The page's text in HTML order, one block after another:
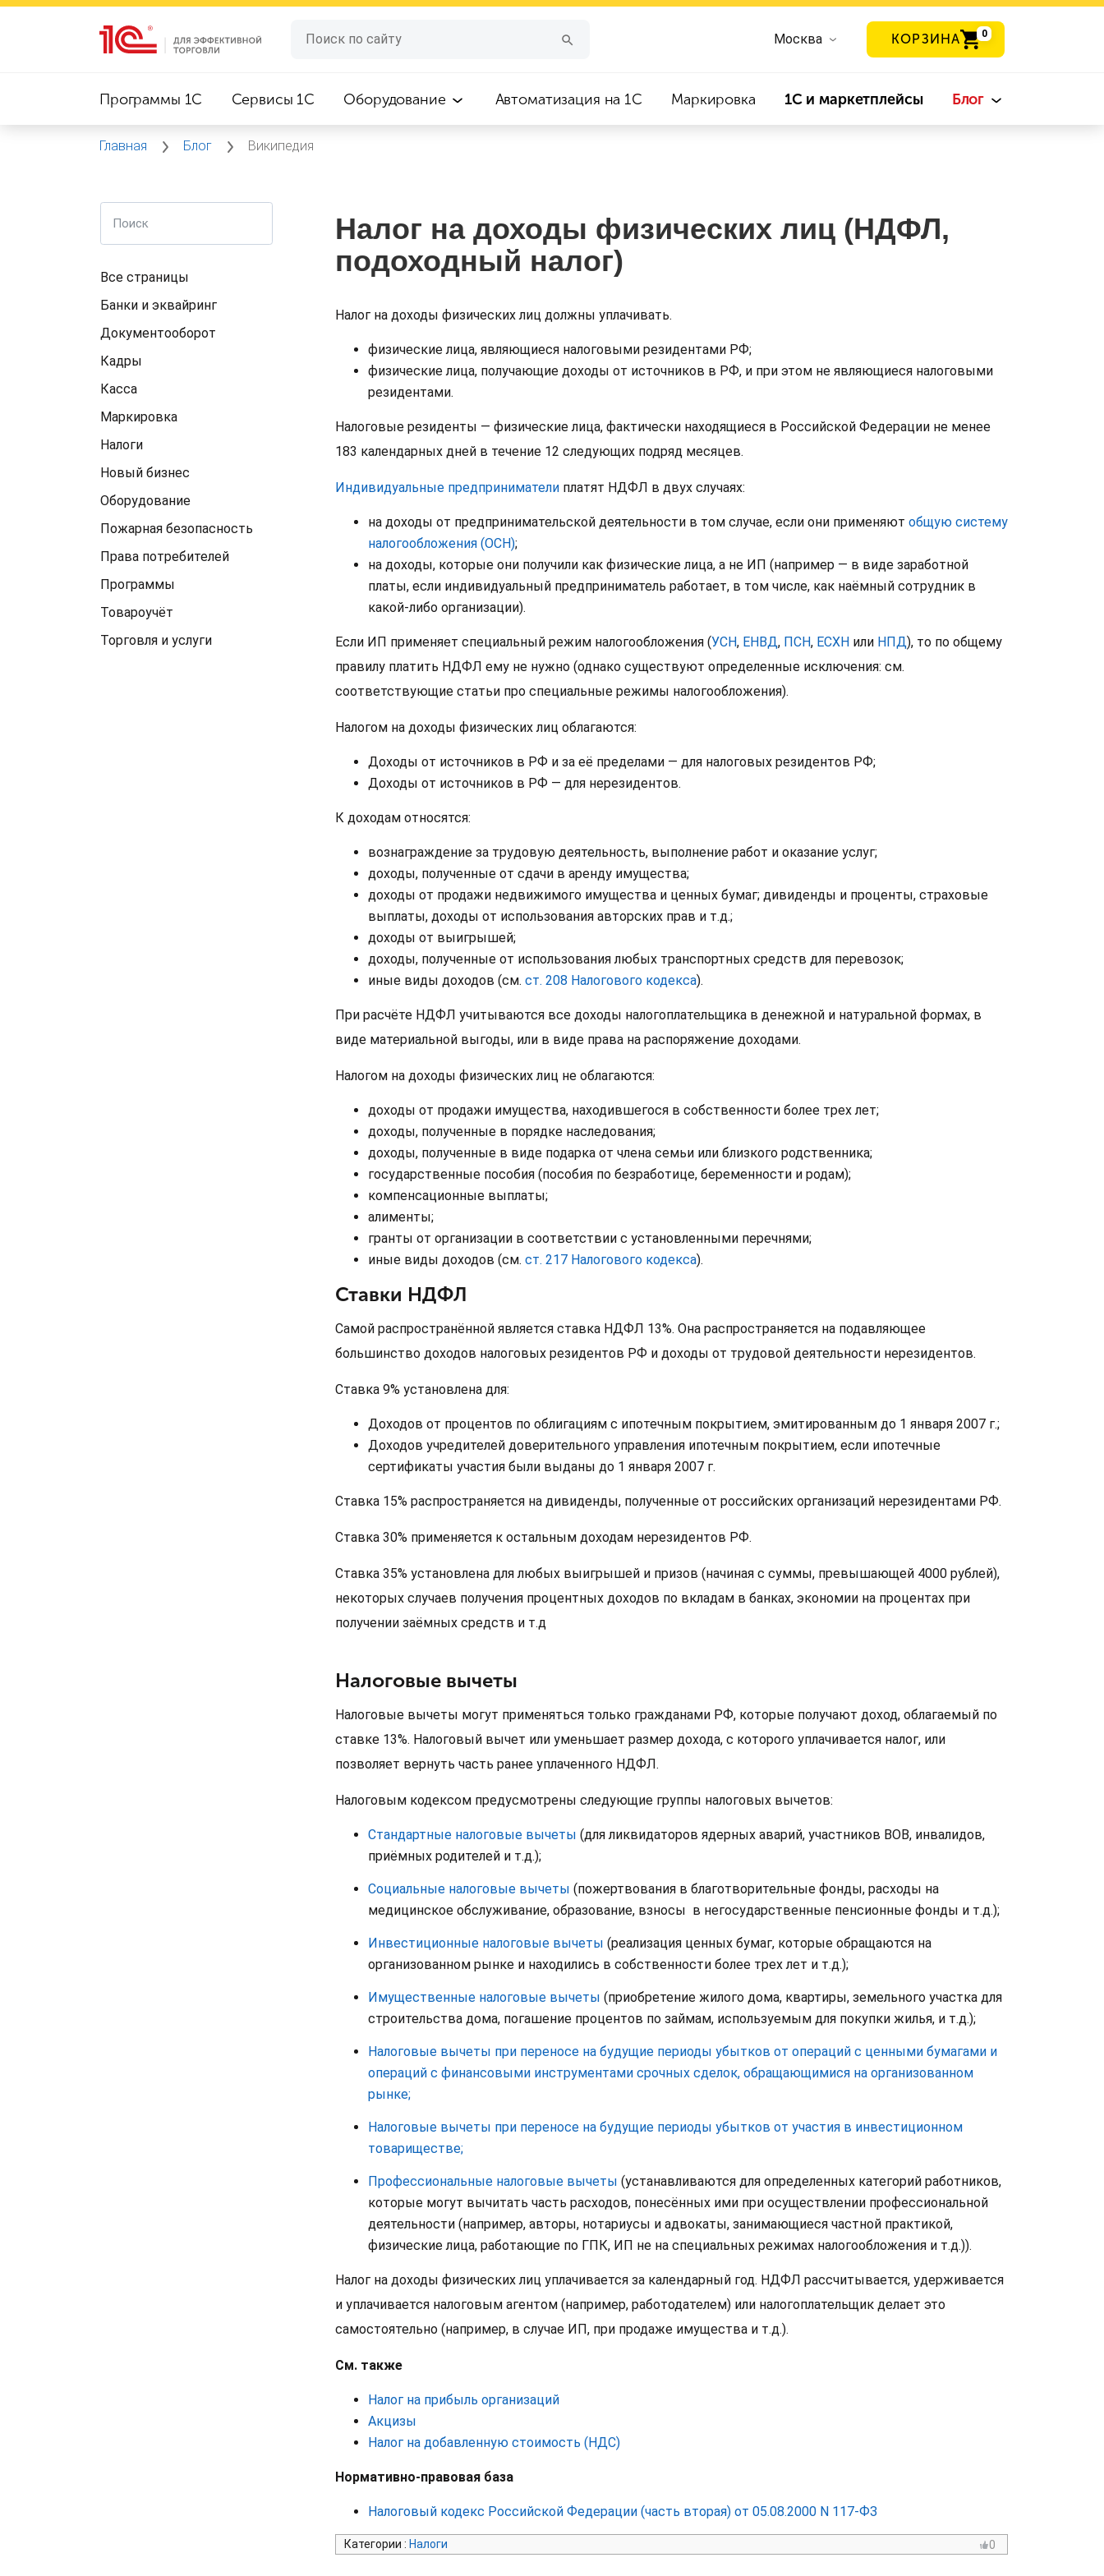
Москва КОРЗИНА 0
Программы 1C Сервисы 1C Оборудование Автоматизация на 1С Маркировка 1С и маркетплейсы Блог
Главная Блог Википедия
Все страницы
Банки и эквайринг
Документооборот
Кадры
Касса
Маркировка
Налоги
Новый бизнес
Оборудование
Пожарная безопасность
Права потребителей
Программы
Товароучёт
Торговля и услуги
Налог на доходы физических лиц (НДФЛ,
подоходный налог)
Налог на доходы физических лиц должны уплачивать.
физические лица, являющиеся налоговыми резидентами РФ;
физические лица, получающие доходы от источников в РФ, и при этом не являющиеся налоговыми
резидентами.
Налоговые резиденты — физические лица, фактически находящиеся в Российской Федерации не менее
183 календарных дней в течение 12 следующих подряд месяцев.
Индивидуальные предприниматели платят НДФЛ в двух случаях:
на доходы от предпринимательской деятельности в том случае, если они применяют общую систему
налогообложения (ОСН);
на доходы, которые они получили как физические лица, а не ИП (например — в виде заработной
платы, если индивидуальный предприниматель работает, в том числе, как наёмный сотрудник в
какой-либо организации).
Если ИП применяет специальный режим налогообложения (УСН, ЕНВД, ПСН, ЕСХН или НПД), то по общему
правилу платить НДФЛ ему не нужно (однако существуют определенные исключения: см.
соответствующие статьи про специальные режимы налогообложения).
Налогом на доходы физических лиц облагаются:
Доходы от источников в РФ и за её пределами — для налоговых резидентов РФ;
Доходы от источников в РФ — для нерезидентов.
К доходам относятся:
вознаграждение за трудовую деятельность, выполнение работ и оказание услуг;
доходы, полученные от сдачи в аренду имущества;
доходы от продажи недвижимого имущества и ценных бумаг; дивиденды и проценты, страховые
выплаты, доходы от использования авторских прав и т.д.;
доходы от выигрышей;
доходы, полученные от использования любых транспортных средств для перевозок;
иные виды доходов (см. ст. 208 Налогового кодекса).
При расчёте НДФЛ учитываются все доходы налогоплательщика в денежной и натуральной формах, в
виде материальной выгоды, или в виде права на распоряжение доходами.
Налогом на доходы физических лиц не облагаются:
доходы от продажи имущества, находившегося в собственности более трех лет;
доходы, полученные в порядке наследования;
доходы, полученные в виде подарка от члена семьи или близкого родственника;
государственные пособия (пособия по безработице, беременности и родам);
компенсационные выплаты;
алименты;
гранты от организации в соответствии с установленными перечнями;
иные виды доходов (см. ст. 217 Налогового кодекса).
Ставки НДФЛ
Самой распространённой является ставка НДФЛ 13%. Она распространяется на подавляющее
большинство доходов налоговых резидентов РФ и доходы от трудовой деятельности нерезидентов.
Ставка 9% установлена для:
Доходов от процентов по облигациям с ипотечным покрытием, эмитированным до 1 января 2007 г.;
Доходов учредителей доверительного управления ипотечным покрытием, если ипотечные
сертификаты участия были выданы до 1 января 2007 г.
Ставка 15% распространяется на дивиденды, полученные от российских организаций нерезидентами РФ.
Ставка 30% применяется к остальным доходам нерезидентов РФ.
Ставка 35% установлена для любых выигрышей и призов (начиная с суммы, превышающей 4000 рублей),
некоторых случаев получения процентных доходов по вкладам в банках, экономии на процентах при
получении заёмных средств и т.д
Налоговые вычеты
Налоговые вычеты могут применяться только гражданами РФ, которые получают доход, облагаемый по
ставке 13%. Налоговый вычет или уменьшает размер дохода, с которого уплачивается налог, или
позволяет вернуть часть ранее уплаченного НДФЛ.
Налоговым кодексом предусмотрены следующие группы налоговых вычетов:
Стандартные налоговые вычеты (для ликвидаторов ядерных аварий, участников ВОВ, инвалидов,
приёмных родителей и т.д.);
Социальные налоговые вычеты (пожертвования в благотворительные фонды, расходы на
медицинское обслуживание, образование, взносы в негосударственные пенсионные фонды и т.д.);
Инвестиционные налоговые вычеты (реализация ценных бумаг, которые обращаются на
организованном рынке и находились в собственности более трех лет и т.д.);
Имущественные налоговые вычеты (приобретение жилого дома, квартиры, земельного участка для
строительства дома, погашение процентов по займам, используемым для покупки жилья, и т.д.);
Налоговые вычеты при переносе на будущие периоды убытков от операций с ценными бумагами и
операций с финансовыми инструментами срочных сделок, обращающимися на организованном
рынке;
Налоговые вычеты при переносе на будущие периоды убытков от участия в инвестиционном
товариществе;
Профессиональные налоговые вычеты (устанавливаются для определенных категорий работников,
которые могут вычитать часть расходов, понесённых ими при осуществлении профессиональной
деятельности (например, авторы, нотариусы и адвокаты, занимающиеся частной практикой,
физические лица, работающие по ГПК, ИП не на специальных режимах налогообложения и т.д.)).
Налог на доходы физических лиц уплачивается за календарный год. НДФЛ рассчитывается, удерживается
и уплачивается налоговым агентом (например, работодателем) или налогоплательщик делает это
самостоятельно (например, в случае ИП, при продаже имущества и т.д.).
См. также
Налог на прибыль организаций
Акцизы
Налог на добавленную стоимость (НДС)
Нормативно-правовая база
Налоговый кодекс Российской Федерации (часть вторая) от 05.08.2000 N 117-ФЗ
Категории : Налоги 0